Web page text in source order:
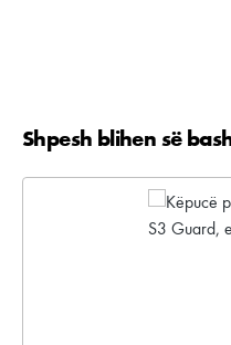
Kalo galerinë e produktit
Shpesh blihen së